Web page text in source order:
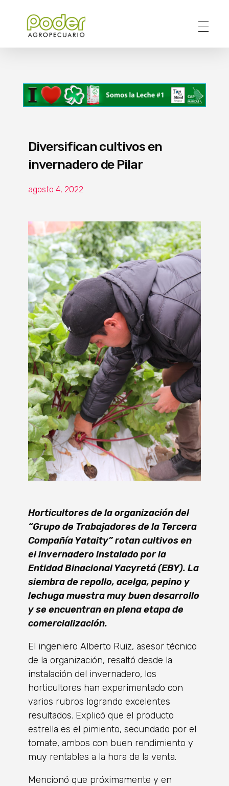
Diversifican cultivos en
invernadero de Pilar
agosto 4, 2022
Horticultores de la organización del
“Grupo de Trabajadores de la Tercera
Compañía Yataity” rotan cultivos en
el invernadero instalado por la
Entidad Binacional Yacyretá (EBY). La
siembra de repollo, acelga, pepino y
lechuga muestra muy buen desarrollo
y se encuentran en plena etapa de
comercialización.
El ingeniero Alberto Ruiz, asesor técnico
de la organización, resaltó desde la
instalación del invernadero, los
horticultores han experimentado con
varios rubros logrando excelentes
resultados. Explicó que el producto
estrella es el pimiento, secundado por el
tomate, ambos con buen rendimiento y
muy rentables a la hora de la venta.
Mencionó que próximamente y en